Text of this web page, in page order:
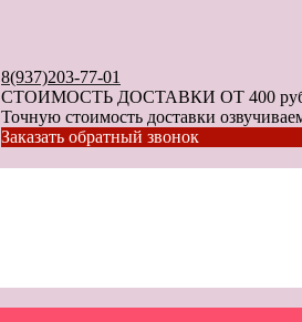
8(937)203-77-01
СТОИМОСТЬ ДОСТАВКИ ОТ 400
Точную стоимость доставки
Заказать обратный звонок